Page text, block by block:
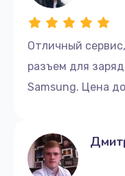
Отличный
разъем для
Samsung. Цена